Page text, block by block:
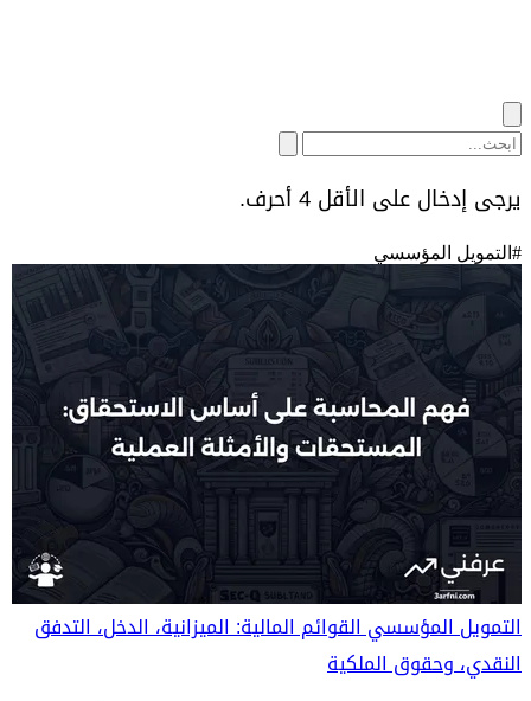
يرجى إدخال على الأقل 4 أحرف.
# التمويل المؤسسي
التمويل المؤسسيالقوائم المالية: الميزانية، الدخل، التدفق
النقدي، وحقوق الملكية